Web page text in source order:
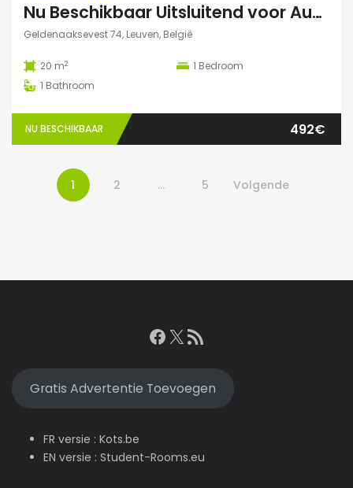
Nu Beschikbaar Uitsluitend voor Augustus 2026 in Leuven
Geldenaaksevest 74, Leuven, België
20 m2 1 Bedroom
1 Bathroom
NU BESCHIKBAAR 492€
1 2 … 5 Volgende
Facebook
X RSS feed
Gratis Advertentie Toevoegen
FR versie : Kots.be
EN versie : Student-Rooms.eu